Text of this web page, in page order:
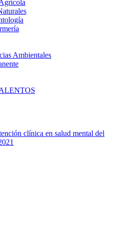
Ambientales
clínica en salud mental del